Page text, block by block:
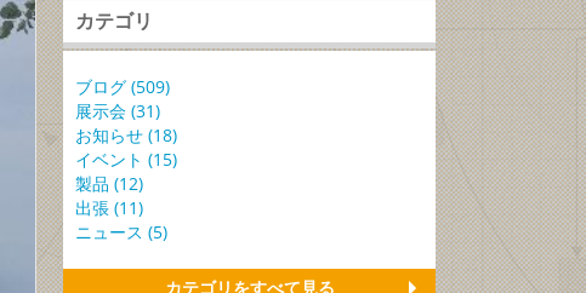
カテゴリ
ブログ (509)
展示会 (31)
お知らせ (18)
イベント (15)
製品 (12)
出張 (11)
ニュース (5)
カテゴリをすべて見る